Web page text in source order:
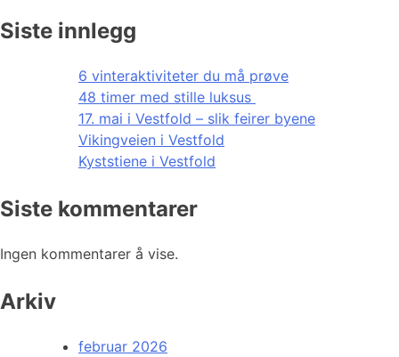
Siste innlegg
6 vinteraktiviteter du må prøve
48 timer med stille luksus
17. mai i Vestfold – slik feirer byene
Vikingveien i Vestfold
Kyststiene i Vestfold
Siste kommentarer
Ingen kommentarer å vise.
Arkiv
februar 2026